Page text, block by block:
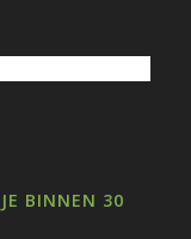
BINNEN 30